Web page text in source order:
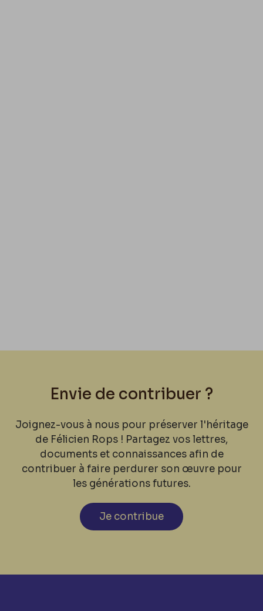
Envie de contribuer ?
Joignez-vous à nous pour préserver l'héritage
de Félicien Rops ! Partagez vos lettres,
documents et connaissances afin de
contribuer à faire perdurer son œuvre pour
les générations futures.
Je contribue